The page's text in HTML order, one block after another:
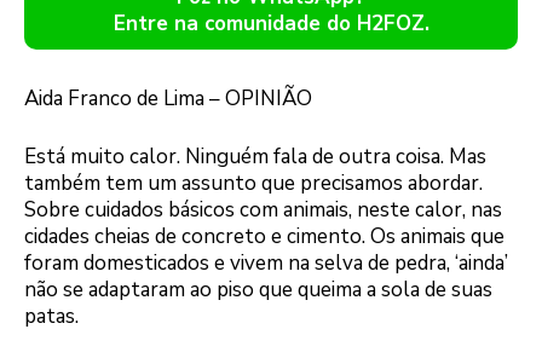
Entre na comunidade do H2FOZ.
Aida Franco de Lima – OPINIÃO
Está muito calor. Ninguém fala de outra coisa. Mas
também tem um assunto que precisamos abordar.
Sobre cuidados básicos com animais, neste calor, nas
cidades cheias de concreto e cimento. Os animais que
foram domesticados e vivem na selva de pedra, ‘ainda’
não se adaptaram ao piso que queima a sola de suas
patas.